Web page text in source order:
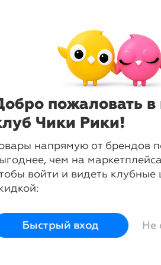
пожаловать
Чики Рики!
напрямую от брендов
чем на
войти и видеть клубные
Быстрый вход Не
Нажмите, чтобы
доступ к